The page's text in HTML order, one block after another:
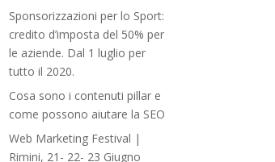
Sponsorizzazioni per lo Sport:
credito d’imposta del 50% per
le aziende. Dal 1 luglio per
tutto il 2020.
Cosa sono i contenuti pillar e
come possono aiutare la SEO
Web Marketing Festival |
Rimini, 21- 22- 23 Giugno